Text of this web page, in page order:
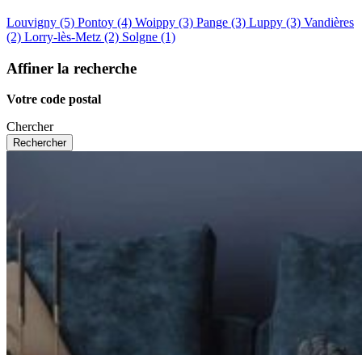
Louvigny (5) Pontoy (4) Woippy (3) Pange (3) Luppy (3) Vandières
(2) Lorry-lès-Metz (2) Solgne (1)
Affiner la recherche
Votre code postal
Chercher